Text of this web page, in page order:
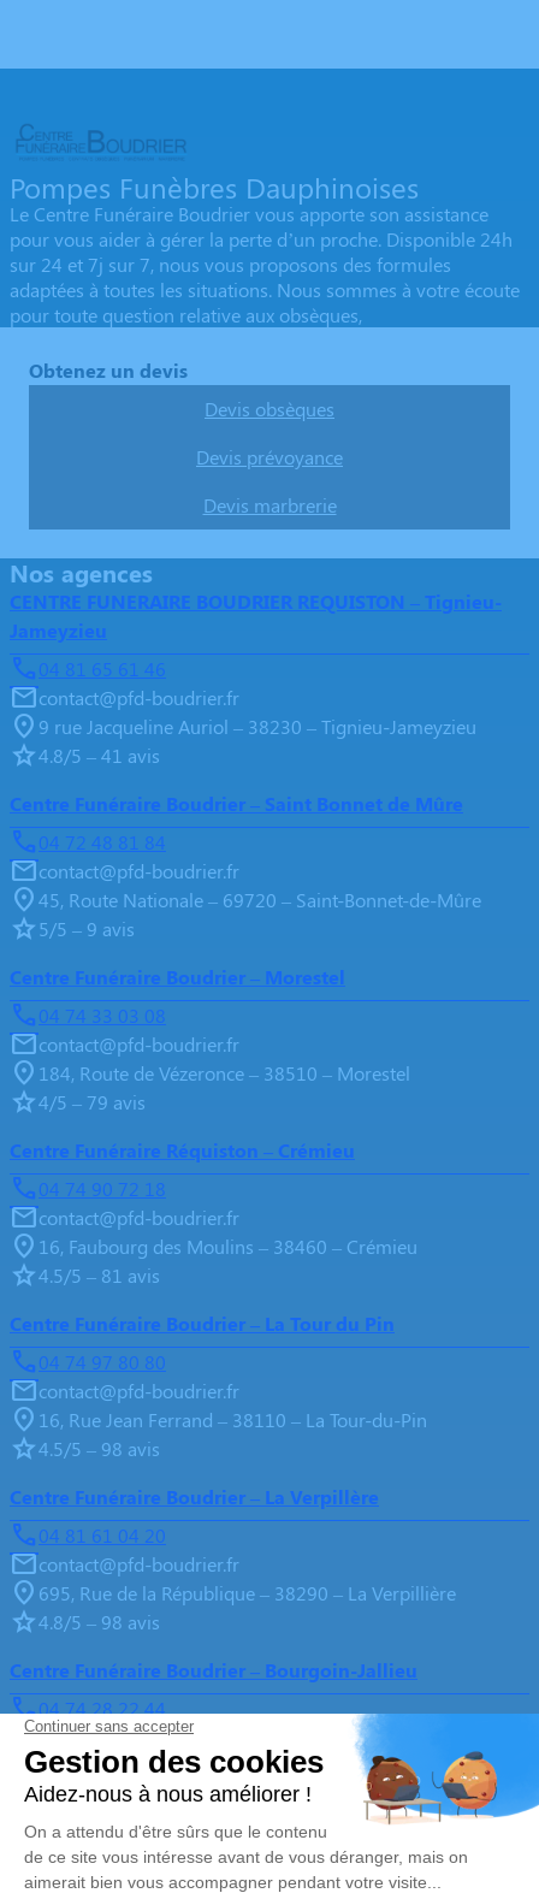
Pompes Funèbres Dauphinoises
Le Centre Funéraire Boudrier vous apporte son assistance
pour vous aider à gérer la perte d’un proche. Disponible 24h
sur 24 et 7j sur 7, nous vous proposons des formules
adaptées à toutes les situations. Nous sommes à votre écoute
pour toute question relative aux obsèques,
Obtenez un devis
Devis obsèques
Devis prévoyance
Devis marbrerie
Nos agences
CENTRE FUNERAIRE BOUDRIER REQUISTON – Tignieu-
Jameyzieu
04 81 65 61 46
contact@pfd-boudrier.fr
9 rue Jacqueline Auriol – 38230 – Tignieu-Jameyzieu
4.8/5 – 41 avis
Centre Funéraire Boudrier – Saint Bonnet de Mûre
04 72 48 81 84
contact@pfd-boudrier.fr
45, Route Nationale – 69720 – Saint-Bonnet-de-Mûre
5/5 – 9 avis
Centre Funéraire Boudrier – Morestel
04 74 33 03 08
contact@pfd-boudrier.fr
184, Route de Vézeronce – 38510 – Morestel
4/5 – 79 avis
Centre Funéraire Réquiston – Crémieu
04 74 90 72 18
contact@pfd-boudrier.fr
16, Faubourg des Moulins – 38460 – Crémieu
4.5/5 – 81 avis
Centre Funéraire Boudrier – La Tour du Pin
04 74 97 80 80
contact@pfd-boudrier.fr
16, Rue Jean Ferrand – 38110 – La Tour-du-Pin
4.5/5 – 98 avis
Centre Funéraire Boudrier – La Verpillère
04 81 61 04 20
contact@pfd-boudrier.fr
695, Rue de la République – 38290 – La Verpillière
4.8/5 – 98 avis
Centre Funéraire Boudrier – Bourgoin-Jallieu
04 74 28 22 44
contact@pfd-boudrier.fr
31, Rue Lavoisier – 38300 – Bourgoin-Jallieu
4.6/5 – 442 avis
Nos Services
Organiser des obsèques
Monuments funéraires
Liens utiles
Avis de décès
Demande de rendez-vous en